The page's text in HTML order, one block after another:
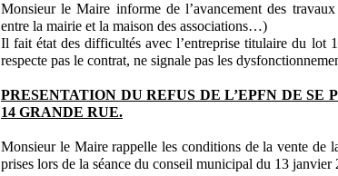
Monsieur le Maire informe de l’avancement des
entre la mairie et la maison des associations…)
Il fait état des difficultés avec l’entreprise titulaire du lot
respecte pas le contrat, ne signale pas les
PRESENTATION DU REFUS DE L’EPFN DE SE
14 GRANDE RUE.
Monsieur le Maire rappelle les conditions de la vente de
prises lors de la séance du conseil municipal du 13 janvier